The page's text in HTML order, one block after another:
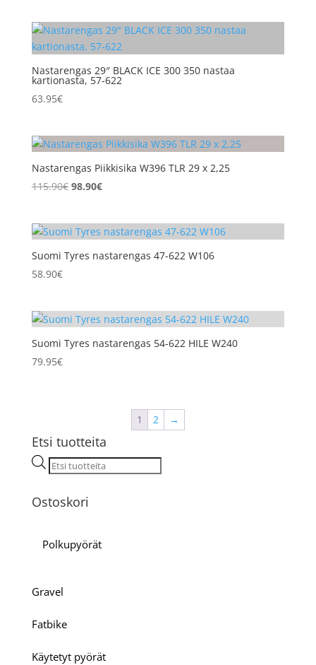
Nastarengas 29″ BLACK ICE 300 350 nastaa
kartionasta, 57-622
63.95€
Nastarengas Piikkisika W396 TLR 29 x 2,25
115.90€ Alkuperäinen
115.90€.
98.90€Nykyinen
98.90€.
Suomi Tyres nastarengas 47-622 W106
58.90€
Suomi Tyres nastarengas 54-622 HILE W240
79.95€
1 2 →
Etsi tuotteita
Products
Ostoskori
Polkupyörät
Gravel
Fatbike
Käytetyt pyörät